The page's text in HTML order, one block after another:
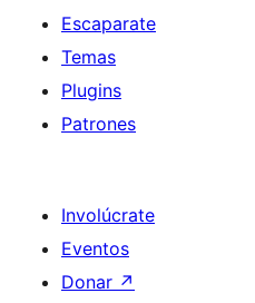
Escaparate
Temas
Plugins
Patrones
Involúcrate
Eventos
Donar ↗